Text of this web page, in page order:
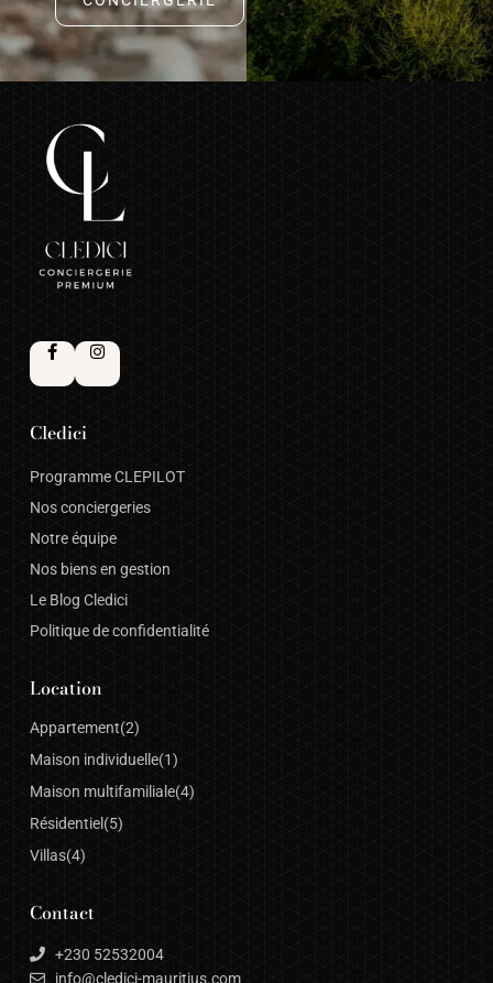
Cledici
Programme CLEPILOT
Nos conciergeries
Notre équipe
Nos biens en gestion
Le Blog Cledici
Politique de confidentialité
Location
Appartement(2)
Maison individuelle(1)
Maison multifamiliale(4)
Résidentiel (5)
Villas(4)
Contact
+230 52532004
info@cledici-mauritius.com